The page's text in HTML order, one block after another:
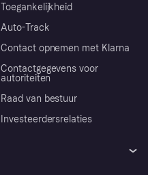
Toegankelijkheid
Auto-Track
Contact opnemen met Klarna
Contactgegevens voor
autoriteiten
Raad van bestuur
Investeerdersrelaties